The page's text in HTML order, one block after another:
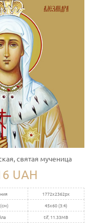
святая мученица
UAH
1772x2362px
45x60 (3:4)
tif, 11.33MB